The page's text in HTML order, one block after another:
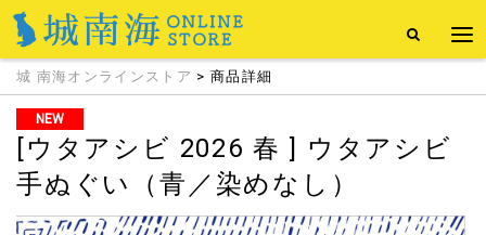
城 南海オンラインストア > 商品詳細
NEW
[ウタアシビ 2026 春 ] ウタアシビ
手ぬぐい（青／染めなし）